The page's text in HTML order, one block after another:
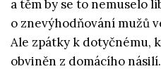
a těm by se to nemuselo
o znevýhodňování mužů
Ale zpátky k dotyčnému,
obviněn z domácího násilí.